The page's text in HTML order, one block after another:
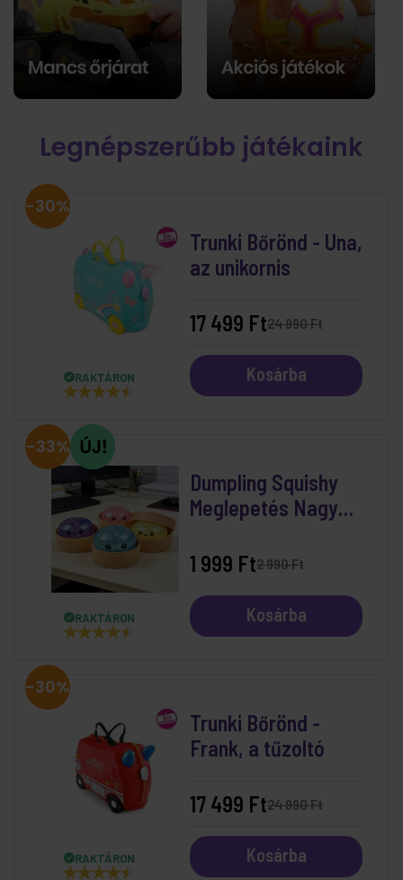
Legnépszerűbb játékaink
-30%
RAKTÁRON
Trunki Bőrönd - Una,
az unikornis
24 990 Ft
17 499 Ft
Kosárba
-33%
RAKTÁRON
Dumpling Squishy
Meglepetés Nagy
2 990 Ft
1 999 Ft
Kosárba
-30%
RAKTÁRON
Trunki Bőrönd -
Frank, a tűzoltó
24 990 Ft
17 499 Ft
Kosárba